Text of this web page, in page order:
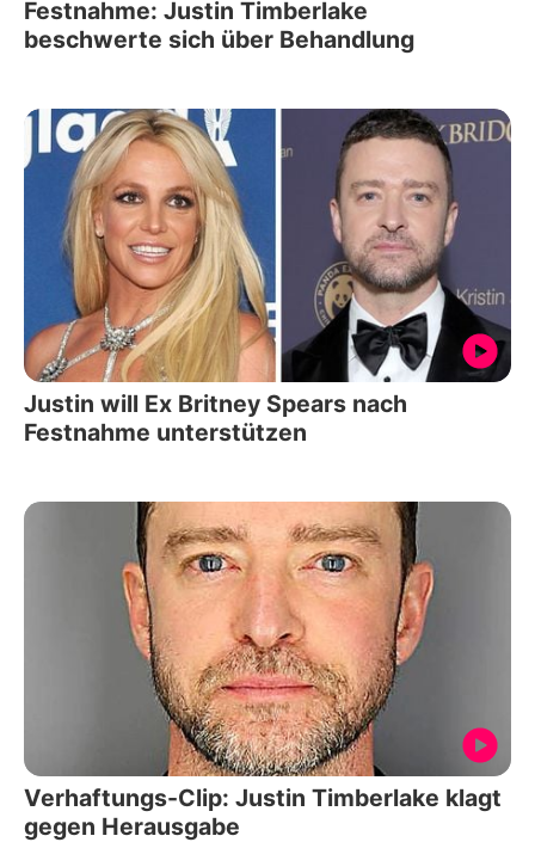
Festnahme: Justin Timberlake
beschwerte sich über Behandlung
Justin will Ex Britney Spears nach
Festnahme unterstützen
Verhaftungs-Clip: Justin Timberlake klagt
gegen Herausgabe